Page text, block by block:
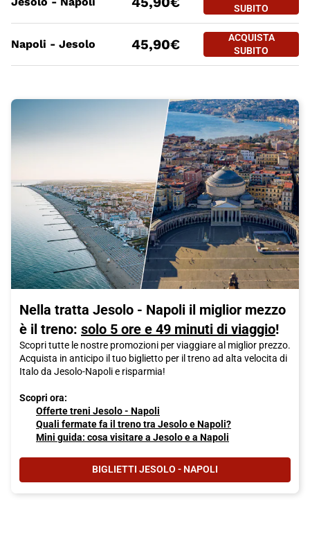
SUBITOJESOLO -
PREZZO BIGLIETTO TRENO
ACQUISTA SUBITO
Napoli - Jesolo 45,90€
ACQUISTA
SUBITONAPOLI -
Nella tratta Jesolo - Napoli il miglior mezzo
è il treno: solo 5 ore e 49 minuti di viaggio!
Scopri tutte le nostre promozioni per viaggiare al miglior prezzo.
Acquista in anticipo il tuo biglietto per il treno ad alta velocita di
Italo da Jesolo-Napoli e risparmia!
Scopri ora:
Offerte treni Jesolo - Napoli
Quali fermate fa il treno tra Jesolo e Napoli?
Mini guida: cosa visitare a Jesolo e a Napoli
BIGLIETTI JESOLO - NAPOLI